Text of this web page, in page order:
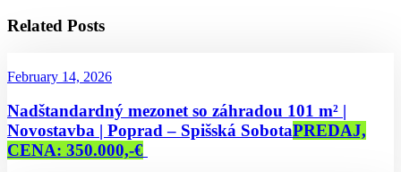
Related Posts
February 14, 2026
Nadštandardný mezonet so záhradou 101 m² |
Novostavba | Poprad – Spišská SobotaPREDAJ,
CENA: 350.000,-€